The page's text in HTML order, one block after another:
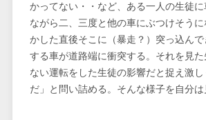
かってない・・など、ある一人の生徒
ながら二、三度と他の車にぶつけそう
かした直後そこに（暴走？）突っ込ん
する車が道路端に衝突する。それを見
ない運転をした生徒の影響だと捉え激
だ」と問い詰める。そんな様子を自分は